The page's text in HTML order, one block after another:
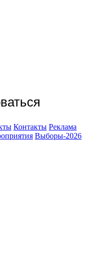
Контакты Реклама
Выборы-2026